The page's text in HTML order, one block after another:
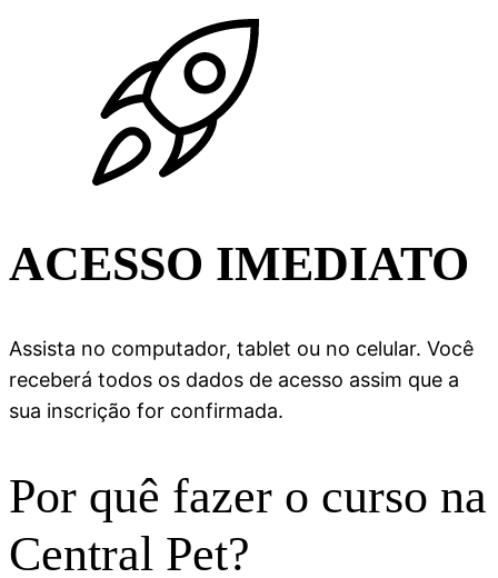
ACESSO IMEDIATO
Assista no computador, tablet ou no celular. Você
receberá todos os dados de acesso assim que a
sua inscrição for confirmada.
Por quê fazer o curso na
Central Pet?